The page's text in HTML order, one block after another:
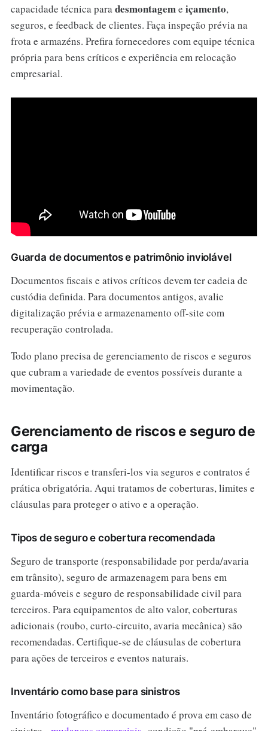
capacidade técnica paradesmontageme içamento,
seguros, e feedback de clientes. Faça inspeção prévia na
frota e armazéns. Prefira fornecedores com equipe técnica
própria para bens críticos e experiência em relocação
empresarial.
Guarda de documentos e patrimônio inviolável
Documentos fiscais e ativos críticos devem ter cadeia de
custódia definida. Para documentos antigos, avalie
digitalização prévia e armazenamento off-site com
recuperação controlada.
Todo plano precisa de gerenciamento de riscos e seguros
que cubram a variedade de eventos possíveis durante a
movimentação.
Gerenciamento de riscos e seguro de
carga
Identificar riscos e transferi-los via seguros e contratos é
prática obrigatória. Aqui tratamos de coberturas, limites e
cláusulas para proteger o ativo e a operação.
Tipos de seguro e cobertura recomendada
Seguro de transporte (responsabilidade por perda/avaria
em trânsito), seguro de armazenagem para bens em
guarda-móveis e seguro de responsabilidade civil para
terceiros. Para equipamentos de alto valor, coberturas
adicionais (roubo, curto-circuito, avaria mecânica) são
recomendadas. Certifique-se de cláusulas de cobertura
para ações de terceiros e eventos naturais.
Inventário como base para sinistros
Inventário fotográfico e documentado é prova em caso de